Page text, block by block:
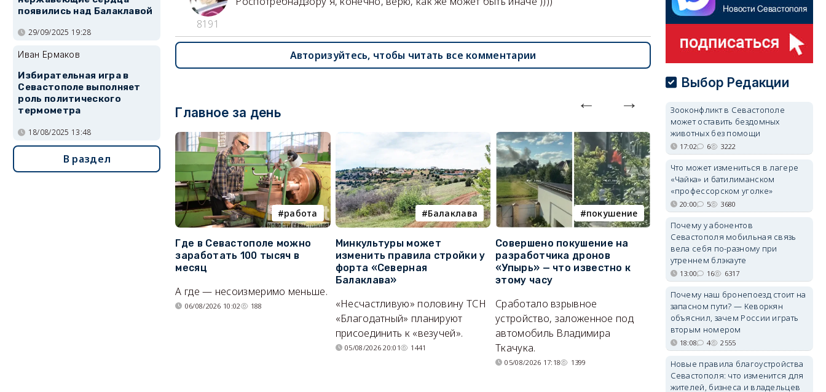
8191
Авторизуйтесь, чтобы читать все комментарии
Главное за день
работа
Где в Севастополе можно
заработать 100 тысяч в
месяц
А где — несоизмеримо меньше.
06/08/2026 10:02 188
Балаклава
Минкультуры может
изменить правила стройки у
форта «Северная
Балаклава»
«Несчастливую» половину ТСН
«Благодатный» планируют
присоединить к «везучей».
05/08/2026 20:01 1441
покушение
Совершено покушение на
разработчика дронов
«Упырь» — что известно к
этому часу
Сработало взрывное
устройство, заложенное под
автомобиль Владимира
Ткачука.
05/08/2026 17:18 1399
армия
Путин провёл крупнейшие
кадровые перестановки в
руководстве Вооружённых
Сил
Сменились командующие
группировками, глава тыла и
руководитель нового рода
войск.
05/08/2026 14:54 1329
появились над Балаклавой
29/09/2025 19:28
Иван Ермаков
Избирательная игра в
Севастополе выполняет
роль политического
термометра
18/08/2025 13:48
В раздел
Выбор Редакции
Зооконфликт в Севастополе
может оставить бездомных
животных без помощи
17:02 6 3222
Что может измениться в лагере
«Чайка» и батилиманском
«профессорском уголке»
20:00 5 3680
Почему у абонентов
Севастополя мобильная связь
вела себя по-разному при
утреннем блэкауте
13:00 16 6317
Почему наш бронепоезд стоит на
запасном пути? — Кеворкян
объяснил, зачем России играть
вторым номером
18:08 4 2555
Новые правила благоустройства
Севастополя: что изменится для
жителей, бизнеса и владельцев